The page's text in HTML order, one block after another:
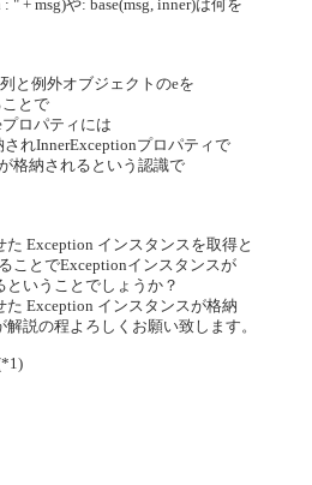
+ msg)や: base(msg, inner)は何を
と例外オブジェクトのeを
とで
ロパティには
れInnerExceptionプロパティで
格納されるという認識で
Exception インスタンスを取得と
ことでExceptionインスタンスが
ということでしょうか？
Exception インスタンスが格納
説の程よろしくお願い致します。